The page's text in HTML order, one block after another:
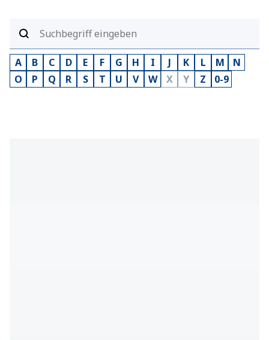
A B C D E F G H I J K L M
N
O
P Q R S T U V W X Y Z 0-9